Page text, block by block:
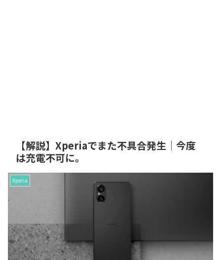
【解説】Xperiaでまた不具合発生｜今度
は充電不可に。
Xperia